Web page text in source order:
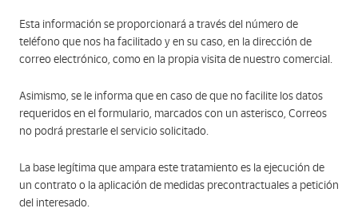
Esta información se proporcionará a través del número de
teléfono que nos ha facilitado y en su caso, en la dirección de
correo electrónico, como en la propia visita de nuestro comercial.
Asimismo, se le informa que en caso de que no facilite los datos
requeridos en el formulario, marcados con un asterisco, Correos
no podrá prestarle el servicio solicitado.
La base legítima que ampara este tratamiento es la ejecución de
un contrato o la aplicación de medidas precontractuales a petición
del interesado.